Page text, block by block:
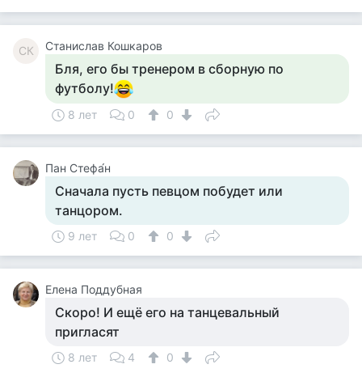
СК Станислав Кошкаров
Бля, его бы тренером в сборную по
футболу!
8 лет 0 0
Пан Стефа́н
Сначала пусть певцом побудет или
танцором.
9 лет 0 0
Елена Поддубная
Скоро! И ещё его на танцевальный
пригласят
8 лет 4
0